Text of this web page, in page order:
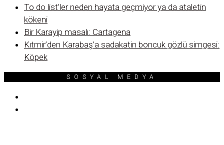
To do list’ler neden hayata geçmiyor ya da ataletin
kökeni
Bir Karayip masalı: Cartagena
Kıtmir’den Karabaş’a sadakatin boncuk gözlü simgesi:
Köpek
SOSYAL MEDYA